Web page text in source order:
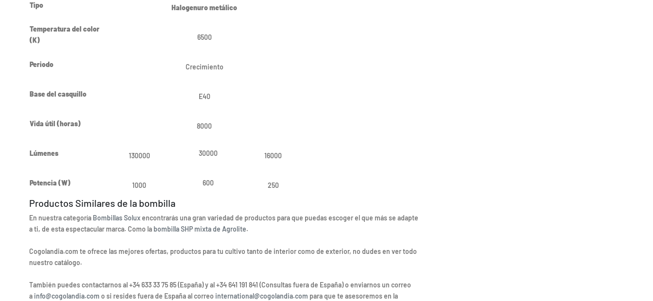
Tipo Halogenuro metálico
Temperatura del color
(K)
6500
Periodo Crecimiento
Base del casquillo E40
Vida útil (horas) 8000
Lúmenes 130000 30000 16000
Potencia (W) 1000 600 250
Productos Similares de la bombilla
En nuestra categoría Bombillas Soluxencontrarás una gran variedad de productos para que puedas escoger el que más se adapte
a ti, de esta espectacular marca. Como la bombilla SHP mixta de Agrolite.
Cogolandia.com te ofrece las mejores ofertas, productos para tu cultivo tanto de interior como de exterior, no dudes en ver todo
nuestro catálogo.
También puedes contactarnos al +34 633 33 75 85 (España) y al +34 641 191 841 (Consultas fuera de España) o enviarnos un correo
a info@cogolandia.com o si resides fuera de España al correo international@cogolandia.com para que te asesoremos en la